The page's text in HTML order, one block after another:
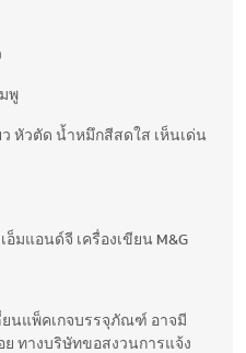
พู
หัวตัด น้ำหมึกสีสดใส เห็นเด่น
แอนด์จี เครื่องเขียน M&G
นแพ็คเกจบรรจุภัณฑ์ อาจมี
ทางบริษัทขอสงวนการแจ้ง